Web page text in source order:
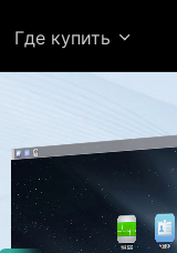
Где купить